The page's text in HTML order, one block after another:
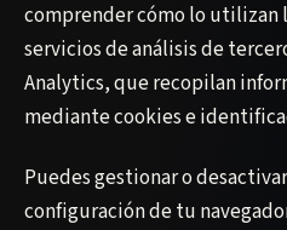
comprender cómo lo utilizan
servicios de análisis de
Analytics, que recopilan
mediante cookies e
Puedes gestionar o
configuración de tu